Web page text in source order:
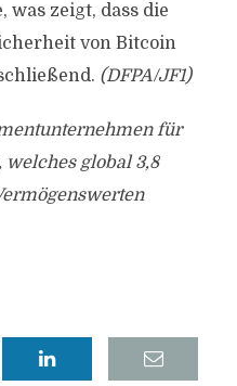
zeigt, dass die
von Bitcoin
(DFPA/JF1)
für
global 3,8